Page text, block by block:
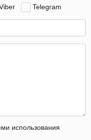
Telegram
использования